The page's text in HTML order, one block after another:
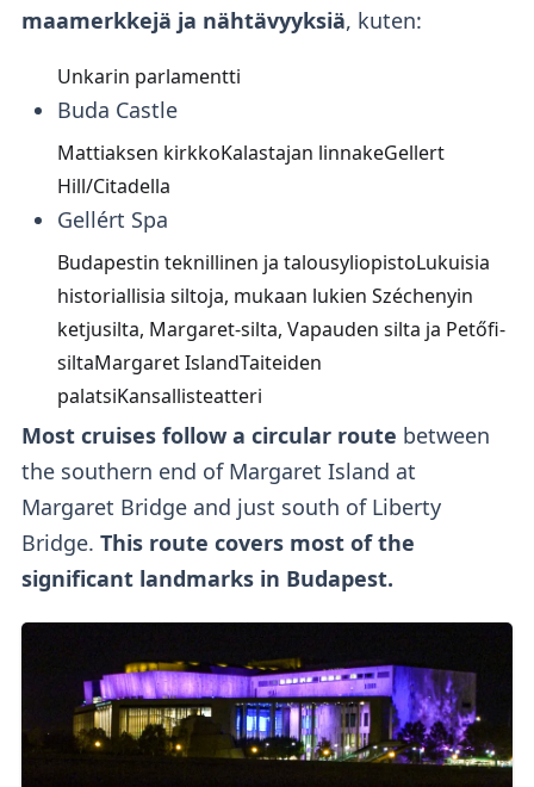
maamerkkejä ja nähtävyyksiä, kuten:
Unkarin parlamentti
Buda Castle
Mattiaksen kirkkoKalastajan linnakeGellert
Hill/Citadella
Gellért Spa
Budapestin teknillinen ja talousyliopistoLukuisia
historiallisia siltoja, mukaan lukien Széchenyin
ketjusilta, Margaret-silta, Vapauden silta ja Petőfi-
siltaMargaret IslandTaiteiden
palatsiKansallisteatteri
Most cruises follow a circular route between
the southern end of Margaret Island at
Margaret Bridge and just south of Liberty
Bridge. This route covers most of the
significant landmarks in Budapest.